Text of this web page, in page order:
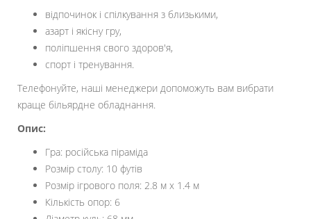
відпочинок і спілкування з близькими,
азарт і якісну гру,
поліпшення свого здоров'я,
спорт і тренування.
Телефонуйте, наші менеджери допоможуть вам вибрати
краще більярдне обладнання.
Опис:
Гра: російська піраміда
Розмір столу: 10 футів
Розмір ігрового поля: 2.8 м х 1.4 м
Кількість опор: 6